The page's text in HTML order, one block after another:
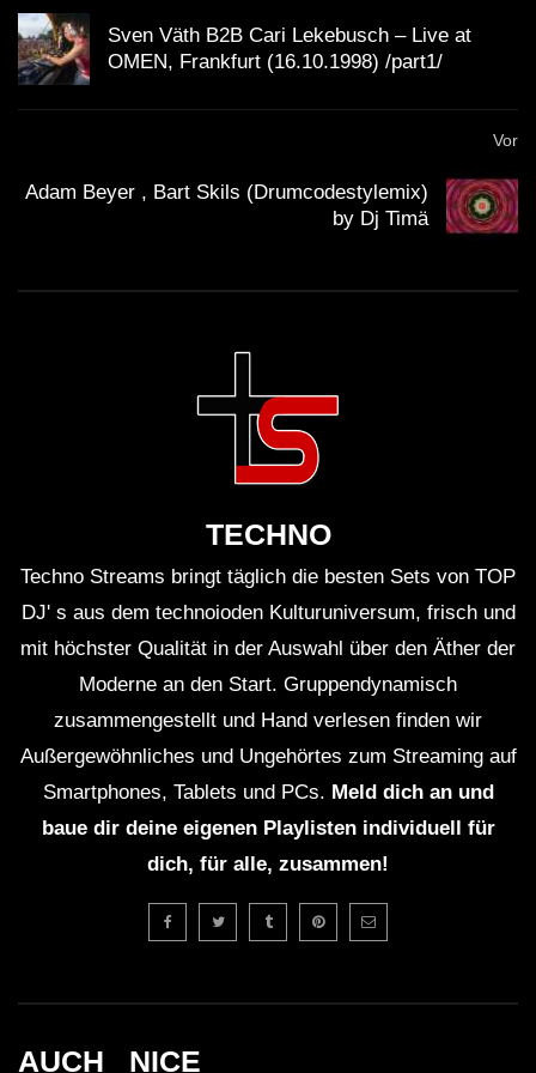
Sven Väth B2B Cari Lekebusch – Live at
OMEN, Frankfurt (16.10.1998) /part1/
Vor
Adam Beyer , Bart Skils (Drumcodestylemix)
by Dj Timä
TECHNO
Techno Streams bringt täglich die besten Sets von TOP
DJ' s aus dem technoioden Kulturuniversum, frisch und
mit höchster Qualität in der Auswahl über den Äther der
Moderne an den Start. Gruppendynamisch
zusammengestellt und Hand verlesen finden wir
Außergewöhnliches und Ungehörtes zum Streaming auf
Smartphones, Tablets und PCs. Meld dich an und
baue dir deine eigenen Playlisten individuell für
dich, für alle, zusammen!
AUCH _NICE